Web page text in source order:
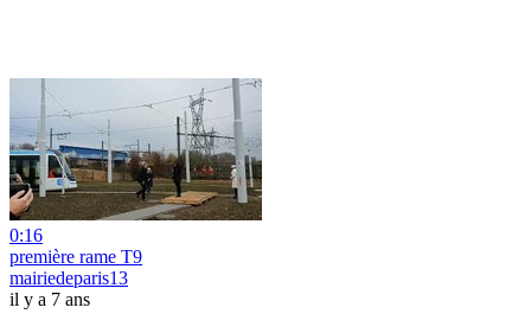
0:16
première rame T9
mairiedeparis13
il y a 7 ans